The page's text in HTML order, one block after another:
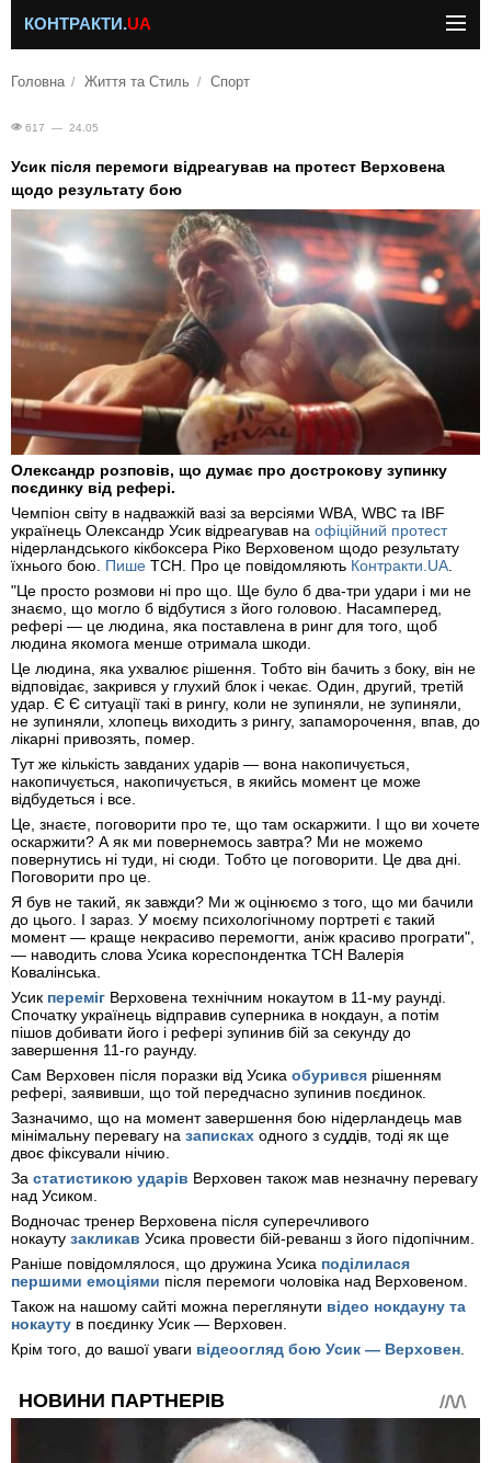
КОНТРАКТИ.UA
Головна Життя та Стиль Спорт
617 — 24.05
Усик після перемоги відреагував на протест Верховена
щодо результату бою
Олександр розповів, що думає про дострокову зупинку
поєдинку від рефері.
Чемпіон світу в надважкій вазі за версіями WBA, WBC та IBF
українець Олександр Усик відреагував на офіційний протест
нідерландського кікбоксера Ріко Верховеном щодо результату
їхнього бою. Пише ТСН. Про це повідомляють Контракти.UA.
"Це просто розмови ні про що. Ще було б два-три удари і ми не
знаємо, що могло б відбутися з його головою. Насамперед,
рефері — це людина, яка поставлена в ринг для того, щоб
людина якомога менше отримала шкоди.
Це людина, яка ухвалює рішення. Тобто він бачить з боку, він не
відповідає, закрився у глухий блок і чекає. Один, другий, третій
удар. Є Є ситуації такі в рингу, коли не зупиняли, не зупиняли,
не зупиняли, хлопець виходить з рингу, запаморочення, впав, до
лікарні привозять, помер.
Тут же кількість завданих ударів — вона накопичується,
накопичується, накопичується, в якийсь момент це може
відбудеться і все.
Це, знаєте, поговорити про те, що там оскаржити. І що ви хочете
оскаржити? А як ми повернемось завтра? Ми не можемо
повернутись ні туди, ні сюди. Тобто це поговорити. Це два дні.
Поговорити про це.
Я був не такий, як завжди? Ми ж оцінюємо з того, що ми бачили
до цього. І зараз. У моєму психологічному портреті є такий
момент — краще некрасиво перемогти, аніж красиво програти",
— наводить слова Усика кореспондентка ТСН Валерія
Ковалінська.
Усик переміг Верховена технічним нокаутом в 11-му раунді.
Спочатку українець відправив суперника в нокдаун, а потім
пішов добивати його і рефері зупинив бій за секунду до
завершення 11-го раунду.
Сам Верховен після поразки від Усика обурився рішенням
рефері, заявивши, що той передчасно зупинив поєдинок.
Зазначимо, що на момент завершення бою нідерландець мав
мінімальну перевагу на записках одного з суддів, тоді як ще
двоє фіксували нічию.
За статистикою ударів Верховен також мав незначну перевагу
над Усиком.
Водночас тренер Верховена після суперечливого
нокауту закликав Усика провести бій-реванш з його підопічним.
Раніше повідомлялося, що дружина Усика поділилася
першими емоціями після перемоги чоловіка над Верховеном.
Також на нашому сайті можна переглянути відео нокдауну та
нокауту в поєдинку Усик — Верховен.
Крім того, до вашої уваги відеоогляд бою Усик — Верховен.